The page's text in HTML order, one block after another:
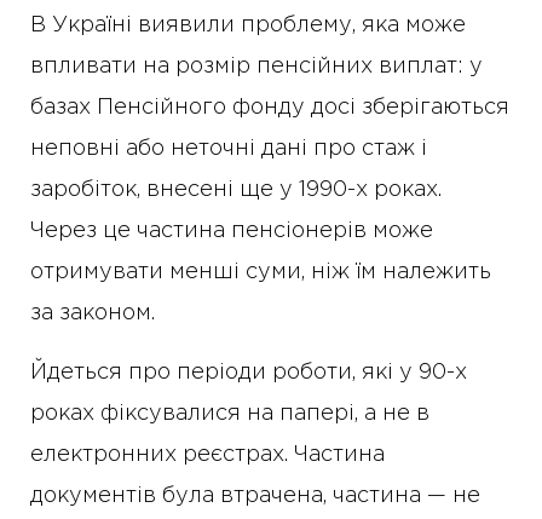
В Україні виявили проблему, яка може
впливати на розмір пенсійних виплат: у
базах Пенсійного фонду досі зберігаються
неповні або неточні дані про стаж і
заробіток, внесені ще у 1990-х роках.
Через це частина пенсіонерів може
отримувати менші суми, ніж їм належить
за законом.
Йдеться про періоди роботи, які у 90-х
роках фіксувалися на папері, а не в
електронних реєстрах. Частина
документів була втрачена, частина — не